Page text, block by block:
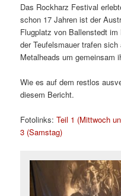
Das Rockharz Festival
schon 17 Jahren ist der
Flugplatz von Ballenstedt
der Teufelsmauer trafen
Metalheads um gemeinsam
Wie es auf dem restlos
diesem Bericht.
Fotolinks:Teil 1 (Mittwoch
3 (Samstag)